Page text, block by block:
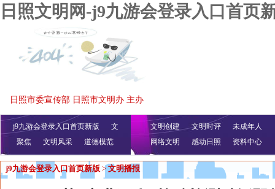
日照文明网-j9九游会登录入口首页
日照市委宣传部 日照市文明办 主办
j9九游会登录入口首页新版
文
明播报
公益视频
聚焦 文明风采 道德模范
文明创建 文明时评
未成年人
网络文明
感动日照 资料中心
j9九游会登录入口首页新版 > 文明播报